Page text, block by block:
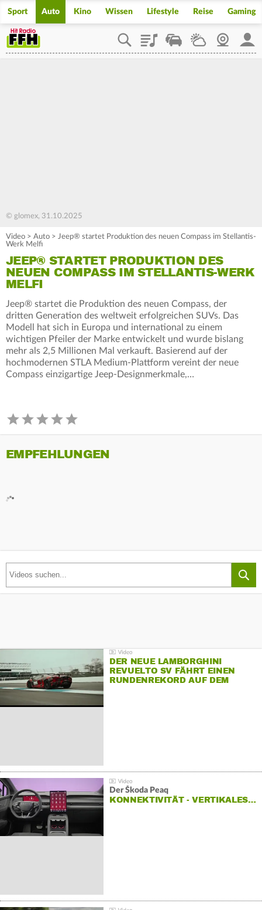
Sport Auto Kino Wissen Lifestyle Reise Gaming
PlaylistStaupilotWetterWebcam
© glomex, 31.10.2025
Video > Auto > Jeep® startet Produktion des neuen Compass im Stellantis-
Werk Melfi
JEEP® STARTET PRODUKTION DES
NEUEN COMPASS IM STELLANTIS-WERK
MELFI
Jeep® startet die Produktion des neuen Compass, der
dritten Generation des weltweit erfolgreichen SUVs. Das
Modell hat sich in Europa und international zu einem
wichtigen Pfeiler der Marke entwickelt und wurde bislang
mehr als 2,5 Millionen Mal verkauft. Basierend auf der
hochmodernen STLA Medium-Plattform vereint der neue
Compass einzigartige Jeep‑Designmerkmale,…
EMPFEHLUNGEN
DER NEUE LAMBORGHINI
REVUELTO SV FÄHRT EINEN
RUNDENREKORD AUF DEM
Der Škoda Peaq
KONNEKTIVITÄT - VERTIKALES…